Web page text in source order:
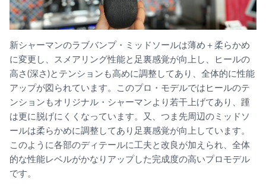
新シャーマンのラブバンプ・ミッドソールは薄め＋柔らかめ
に変更し、スメアリング性能と足裏感覚が向上し、ヒールの
高さ(深さ)とテンションも高めに調整してあり、全体的に性能
アップが図られています。このプロ・モデルではヒールのテ
ンションもオリジナル・シャーマンより若干上げてあり、踵
は更に脱げにくくなっています。又、つま先周辺のミッドソ
ールは柔らかめに調整してあり足裏感覚が向上しています。
このように各部のディテールに工夫と改良が加えられ、全体
的な性能レベルがかなりアップした完成度の高いプロモデル
です。